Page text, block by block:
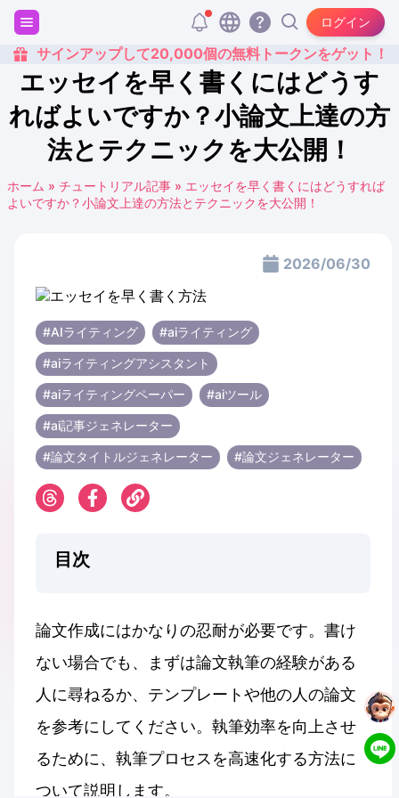
ログイン
サインアップして20,000個の無料トークンをゲット！
エッセイを早く書くにはどうす
ればよいですか？小論文上達の方
法とテクニックを大公開！
ホーム » チュートリアル記事 » エッセイを早く書くにはどうすれば
よいですか？小論文上達の方法とテクニックを大公開！
2026/06/30
#AIライティング #aiライティング
#aiライティングアシスタント
#aiライティングペーパー #aiツール
#ai記事ジェネレーター
#論文タイトルジェネレーター #論文ジェネレーター
目次
論文作成にはかなりの忍耐が必要です。書け
ない場合でも、まずは論文執筆の経験がある
人に尋ねるか、テンプレートや他の人の論文
を参考にしてください。執筆効率を向上させ
るために、執筆プロセスを高速化する方法に
ついて説明します。